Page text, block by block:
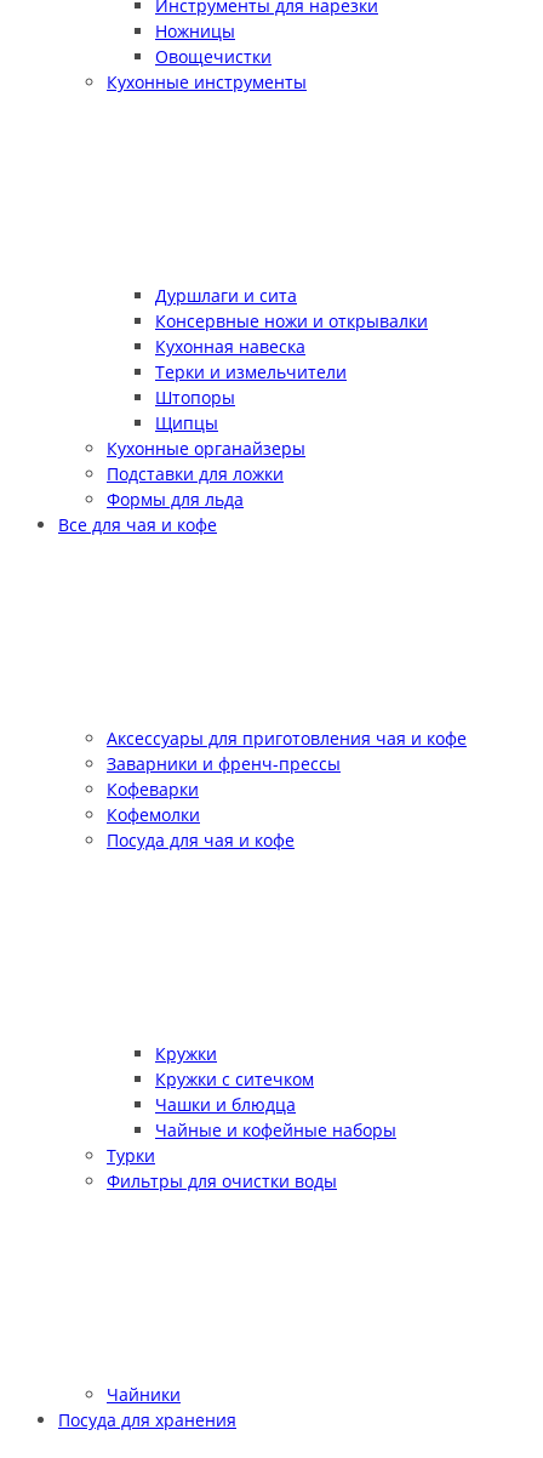
Инструменты для нарезки
Ножницы
Овощечистки
Кухонные инструменты
Дуршлаги и сита
Консервные ножи и открывалки
Кухонная навеска
Терки и измельчители
Штопоры
Щипцы
Кухонные органайзеры
Подставки для ложки
Формы для льда
Все для чая и кофе
Аксессуары для приготовления чая и кофе
Заварники и френч-прессы
Кофеварки
Кофемолки
Посуда для чая и кофе
Кружки
Кружки с ситечком
Чашки и блюдца
Чайные и кофейные наборы
Турки
Фильтры для очистки воды
Чайники
Посуда для хранения